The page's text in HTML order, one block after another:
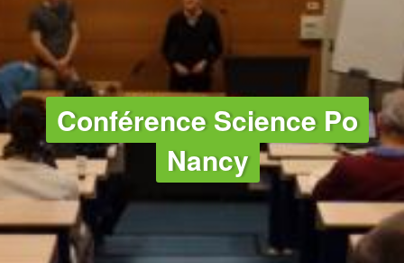
Conférence Science Po
Nancy